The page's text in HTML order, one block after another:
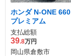
ホンダ N-ONE 660
プレミアム
支払総額
39.8万円
岡山県倉敷市